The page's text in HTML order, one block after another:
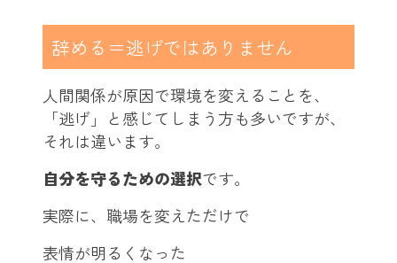
辞める＝逃げではありません
人間関係が原因で環境を変えることを、
「逃げ」と感じてしまう方も多いですが、
それは違います。
自分を守るための選択です。
実際に、職場を変えただけで
表情が明るくなった